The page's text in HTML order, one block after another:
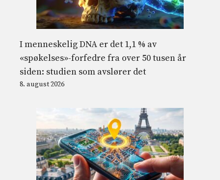
I menneskelig DNA er det 1,1 % av
«spøkelses»-forfedre fra over 50 tusen år
siden: studien som avslører det
8. august 2026